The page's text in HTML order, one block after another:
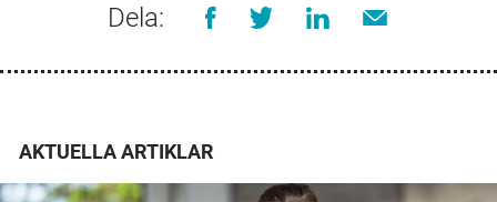
Dela:
AKTUELLA ARTIKLAR